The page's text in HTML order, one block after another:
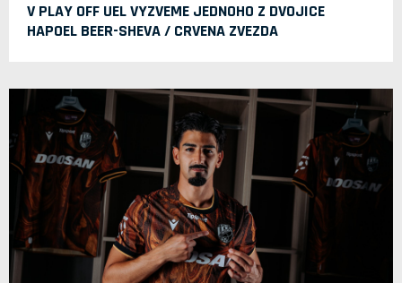
V PLAY OFF UEL VYZVEME JEDNOHO Z DVOJICE
HAPOEL BEER-SHEVA / CRVENA ZVEZDA